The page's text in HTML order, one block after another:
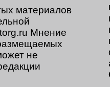
материалов
Мнение
не